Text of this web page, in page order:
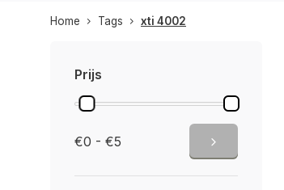
Home Tags xti 4002
Prijs
€0 - €5
Beste Service Garantie